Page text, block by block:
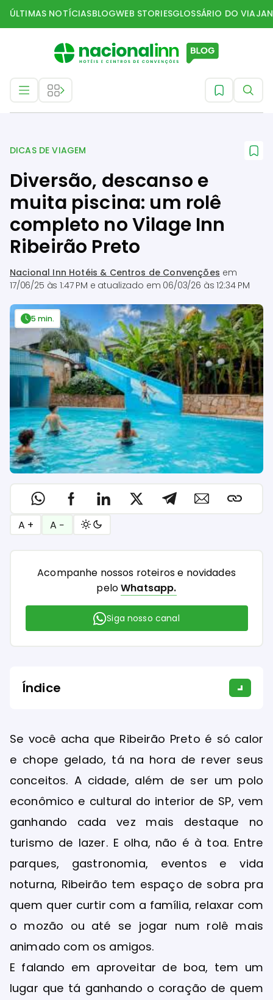
ÚLTIMAS NOTÍCIASBLOGWEB STORIESGLOSSÁRIO DO
DICAS DE VIAGEM
Diversão, descanso e
muita piscina: um rolê
completo no Vilage Inn
Ribeirão Preto
Nacional Inn Hotéis & Centros de Convenções em
17/06/25 às 1:47 PM e atualizado em 06/03/26 às 12:34 PM
5 min.
A + A −
Acompanhe nossos roteiros e novidades
peloWhatsapp.
Siga nosso canal
Índice
Se você acha que Ribeirão Preto é só calor
e chope gelado, tá na hora de rever seus
conceitos. A cidade, além de ser um polo
econômico e cultural do interior de SP, vem
ganhando cada vez mais destaque no
turismo de lazer. E olha, não é à toa. Entre
parques, gastronomia, eventos e vida
noturna, Ribeirão tem espaço de sobra pra
quem quer curtir com a família, relaxar com
o mozão ou até se jogar num rolê mais
animado com os amigos.
E falando em aproveitar de boa, tem um
lugar que tá ganhando o coração de quem